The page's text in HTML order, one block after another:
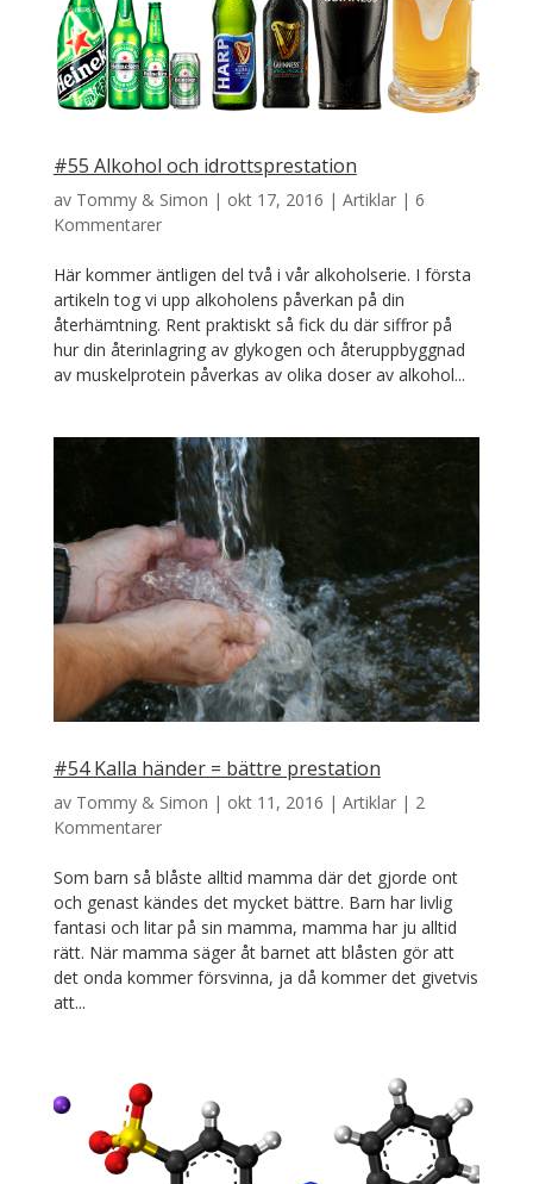
#55 Alkohol och idrottsprestation
av Tommy & Simon | okt 17, 2016 | Artiklar| 6
Kommentarer
Här kommer äntligen del två i vår alkoholserie. I första
artikeln tog vi upp alkoholens påverkan på din
återhämtning. Rent praktiskt så fick du där siffror på
hur din återinlagring av glykogen och återuppbyggnad
av muskelprotein påverkas av olika doser av alkohol...
#54 Kalla händer = bättre prestation
av Tommy & Simon | okt 11, 2016 | Artiklar| 2
Kommentarer
Som barn så blåste alltid mamma där det gjorde ont
och genast kändes det mycket bättre. Barn har livlig
fantasi och litar på sin mamma, mamma har ju alltid
rätt. När mamma säger åt barnet att blåsten gör att
det onda kommer försvinna, ja då kommer det givetvis
att...